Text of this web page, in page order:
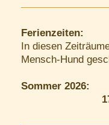
Ferienzeiten:
In diesen
Mensch-Hund
Sommer 2026: